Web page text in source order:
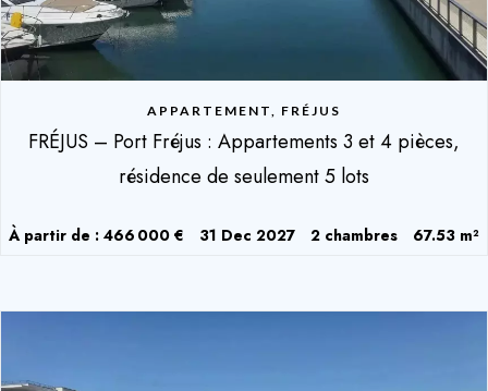
APPARTEMENT, FRÉJUS
FRÉJUS – Port Fréjus : Appartements 3 et 4 pièces,
résidence de seulement 5 lots
À partir de : 466 000 € 31 Dec 2027 2 chambres 67.53 m²